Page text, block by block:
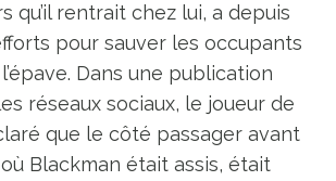
qu’il rentrait chez lui, a depuis
pour sauver les occupants
Dans une publication
réseaux sociaux, le joueur de
que le côté passager avant
Blackman était assis, était